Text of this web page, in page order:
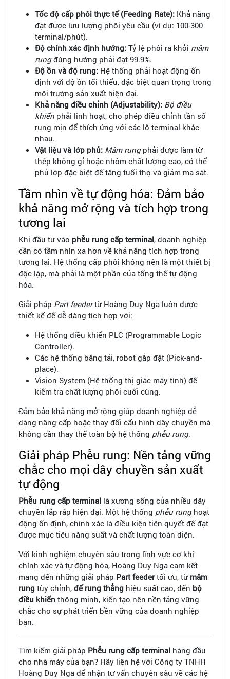
Tốc độ cấp phôi thực tế (Feeding Rate): Khả năng
đạt được lưu lượng phôi yêu cầu (ví dụ: 100-300
terminal/phút).
Độ chính xác định hướng: Tỷ lệ phôi ra khỏi mâm
rungđúng hướng phải đạt 99.9%.
Độ ồn và độ rung: Hệ thống phải hoạt động ổn
định với độ ồn tối thiểu, đặc biệt quan trọng trong
môi trường sản xuất hiện đại.
Khả năng điều chỉnh (Adjustability): Bộ điều
khiển phải linh hoạt, cho phép điều chỉnh tần số
rung mịn để thích ứng với các lô terminal khác
nhau.
Vật liệu và lớp phủ: Mâm rungphải được làm từ
thép không gỉ hoặc nhôm chất lượng cao, có thể
phủ lớp đặc biệt để tăng tuổi thọ và giảm ma sát.
Tầm nhìn về tự động hóa: Đảm bảo
khả năng mở rộng và tích hợp trong
tương lai
Khi đầu tư vào phễu rung cấp terminal, doanh nghiệp
cần có tầm nhìn xa hơn về khả năng tích hợp trong
tương lai. Hệ thống cấp phôi không nên là một thiết bị
độc lập, mà phải là một phần của tổng thể tự động
hóa.
Giải pháp Part feedertừ Hoàng Duy Nga luôn được
thiết kế để dễ dàng tích hợp với:
Hệ thống điều khiển PLC (Programmable Logic
Controller).
Các hệ thống băng tải, robot gắp đặt (Pick-and-
place).
Vision System (Hệ thống thị giác máy tính) để
kiểm tra chất lượng phôi cuối cùng.
Đảm bảo khả năng mở rộng giúp doanh nghiệp dễ
dàng nâng cấp hoặc thay đổi cấu hình dây chuyền mà
không cần thay thế toàn bộ hệ thống phễu rung.
Giải pháp Phễu rung: Nền tảng vững
chắc cho mọi dây chuyền sản xuất
tự động
Phễu rung cấp terminal là xương sống của nhiều dây
chuyền lắp ráp hiện đại. Một hệ thống phễu runghoạt
động ổn định, chính xác là điều kiện tiên quyết để đạt
được mục tiêu năng suất và chất lượng toàn diện.
Với kinh nghiệm chuyên sâu trong lĩnh vực cơ khí
chính xác và tự động hóa, Hoàng Duy Nga cam kết
mang đến những giải pháp Part feedertối ưu, từ mâm
rung tùy chỉnh, đế rung thẳng hiệu suất cao, đến bộ
điều khiển thông minh, kiến tạo nên nền tảng vững
chắc cho sự phát triển bền vững của doanh nghiệp
bạn.
Tìm kiếm giải pháp Phễu rung cấp terminal hàng đầu
cho nhà máy của bạn? Hãy liên hệ với Công ty TNHH
Hoàng Duy Nga để nhận tư vấn chuyên sâu về các hệ